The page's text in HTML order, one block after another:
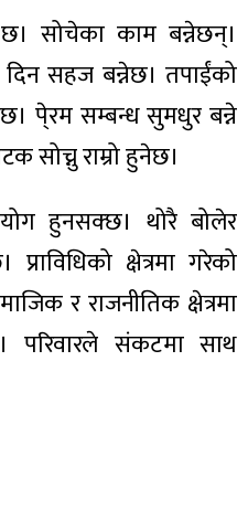
सोचेका काम बन्नेछन्।
दिन सहज बन्नेछ। तपाईंको
पे्रम सम्बन्ध सुमधुर बन्ने
सोच्नु राम्रो हुनेछ।
हुनसक्छ। थोरै बोलेर
क्षेत्रमा गरेको
र राजनीतिक क्षेत्रमा
परिवारले संकटमा साथ